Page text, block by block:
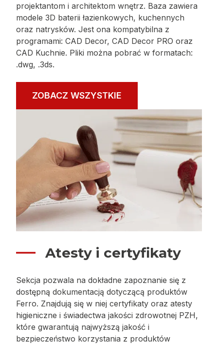
projektantom i architektom wnętrz. Baza zawiera
modele 3D baterii łazienkowych, kuchennych
oraz natrysków. Jest ona kompatybilna z
programami: CAD Decor, CAD Decor PRO oraz
CAD Kuchnie. Pliki można pobrać w formatach:
.dwg, .3ds.
ZOBACZ WSZYSTKIE
Atesty i certyfikaty
Sekcja pozwala na dokładne zapoznanie się z
dostępną dokumentacją dotyczącą produktów
Ferro. Znajdują się w niej certyfikaty oraz atesty
higieniczne i świadectwa jakości zdrowotnej PZH,
które gwarantują najwyższą jakość i
bezpieczeństwo korzystania z produktów